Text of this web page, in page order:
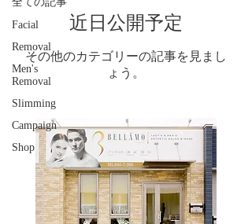
Facial
Removal
Men's
Removal
Slimming
Campaign
Shop
近日公開予定
その他のカテゴリーの記事を見まし
ょう。